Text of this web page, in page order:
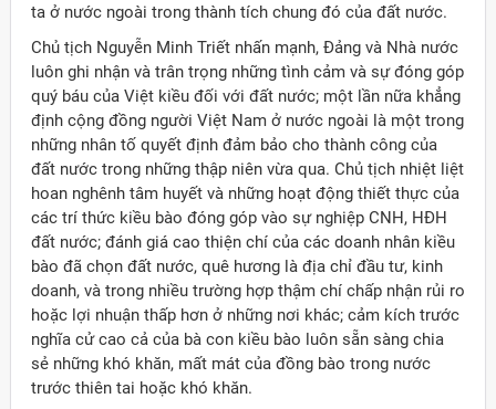
ta ở nước ngoài trong thành tích chung đó của đất nước.
Chủ tịch Nguyễn Minh Triết nhấn mạnh, Đảng và Nhà nước
luôn ghi nhận và trân trọng những tình cảm và sự đóng góp
quý báu của Việt kiều đối với đất nước; một lần nữa khẳng
định cộng đồng người Việt Nam ở nước ngoài là một trong
những nhân tố quyết định đảm bảo cho thành công của
đất nước trong những thập niên vừa qua. Chủ tịch nhiệt liệt
hoan nghênh tâm huyết và những hoạt động thiết thực của
các trí thức kiều bào đóng góp vào sự nghiệp CNH, HĐH
đất nước; đánh giá cao thiện chí của các doanh nhân kiều
bào đã chọn đất nước, quê hương là địa chỉ đầu tư, kinh
doanh, và trong nhiều trường hợp thậm chí chấp nhận rủi ro
hoặc lợi nhuận thấp hơn ở những nơi khác; cảm kích trước
nghĩa cử cao cả của bà con kiều bào luôn sẵn sàng chia
sẻ những khó khăn, mất mát của đồng bào trong nước
trước thiên tai hoặc khó khăn.